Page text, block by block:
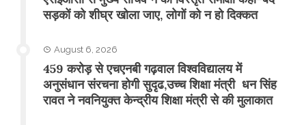
सड़कों को शीघ्र खोला जाए, लोगों को न हो दिक्कत
August 6, 2026
459 करोड़ से एचएनबी गढ़वाल विश्वविद्यालय में
अनुसंधान संरचना होगी सुदृढ,उच्च शिक्षा मंत्री धन सिंह
रावत ने नवनियुक्त केन्द्रीय शिक्षा मंत्री से की मुलाकात